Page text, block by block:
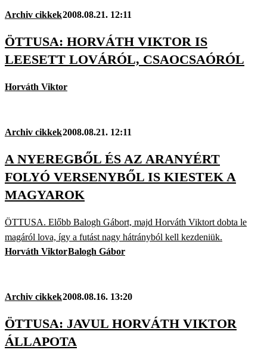
Archiv cikkek2008.08.21. 12:11
ÖTTUSA: HORVÁTH VIKTOR IS
LEESETT LOVÁRÓL, CSAOCSAÓRÓL
Horváth Viktor
Archiv cikkek2008.08.21. 12:11
A NYEREGBŐL ÉS AZ ARANYÉRT
FOLYÓ VERSENYBŐL IS KIESTEK A
MAGYAROK
ÖTTUSA. Előbb Balogh Gábort, majd Horváth Viktort dobta le
magáról lova, így a futást nagy hátrányból kell kezdeniük.
Horváth ViktorBalogh Gábor
Archiv cikkek2008.08.16. 13:20
ÖTTUSA: JAVUL HORVÁTH VIKTOR
ÁLLAPOTA